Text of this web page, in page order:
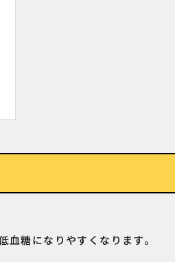
糖になりやすくなります。